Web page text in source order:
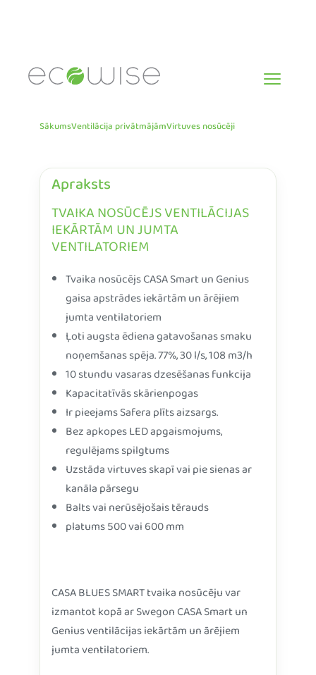
content
SākumsVentilācija privātmājāmVirtuves nosūcēji
Apraksts
TVAIKA NOSŪCĒJS VENTILĀCIJAS
IEKĀRTĀM UN JUMTA
VENTILATORIEM
Tvaika nosūcējs CASA Smart un Genius
gaisa apstrādes iekārtām un ārējiem
jumta ventilatoriem
Ļoti augsta ēdiena gatavošanas smaku
noņemšanas spēja. 77%, 30 l/s, 108 m3/h
10 stundu vasaras dzesēšanas funkcija
Kapacitatīvās skārienpogas
Ir pieejams Safera plīts aizsargs.
Bez apkopes LED apgaismojums,
regulējams spilgtums
Uzstāda virtuves skapī vai pie sienas ar
kanāla pārsegu
Balts vai nerūsējošais tērauds
platums 500 vai 600 mm
CASA BLUES SMART tvaika nosūcēju var
izmantot kopā ar Swegon CASA Smart un
Genius ventilācijas iekārtām un ārējiem
jumta ventilatoriem.